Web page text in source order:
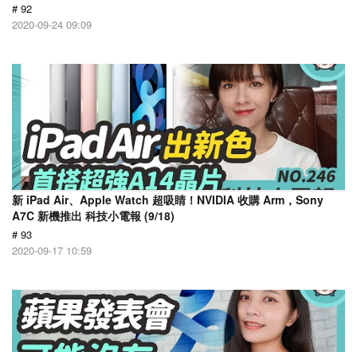
# 92
2020-09-24 09:09
新 iPad Air、Apple Watch 超吸睛！NVIDIA 收購 Arm，Sony
A7C 新機推出 科技小電報 (9/18)
# 93
2020-09-17 10:59